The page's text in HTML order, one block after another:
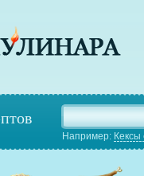
Например: Кексы